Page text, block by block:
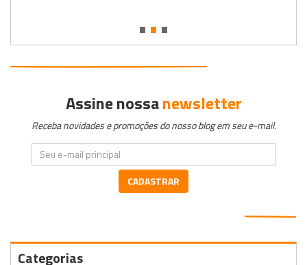
•••
Assine nossanewsletter
Receba novidades e promoções do nosso blog em seu e-mail.
CADASTRAR
Categorias